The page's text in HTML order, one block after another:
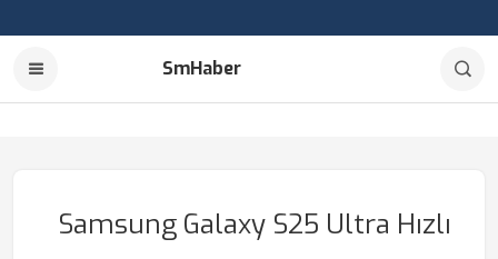
SmHaber
Samsung Galaxy S25 Ultra Hızlı